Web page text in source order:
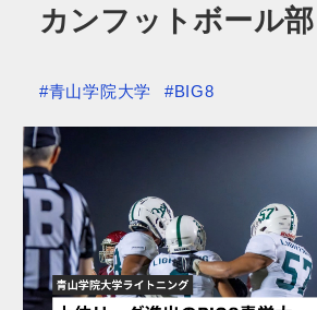
カンフットボール部
#青山学院大学 #BIG8